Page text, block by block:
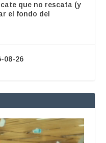
que no rescata (y
el fondo del
08-26